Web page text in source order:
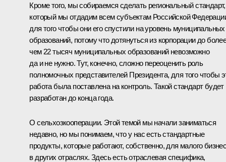
Кроме того, мы собираемся сделать региональный стандарт,
который мы отдадим всем субъектам Российской
для того чтобы они его спустили на уровень муниципальных
образований, потому что дотянуться из корпорации до
чем 22 тысяч муниципальных образований невозможно
да и не нужно. Тут, конечно, сложно переоценить роль
полномочных представителей Президента, для того чтобы
работа была поставлена на контроль. Такой стандарт будет
разработан до конца года.
О сельхозкооперации. Этой темой мы начали заниматься
недавно, но мы понимаем, что у нас есть стандартные
продукты, которые работают, собственно, для малого
в других отраслях. Здесь есть отраслевая специфика,